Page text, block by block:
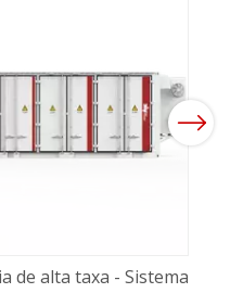
de alta taxa - Sistema
Next